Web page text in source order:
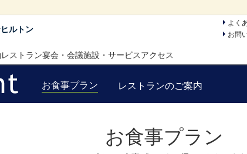
ルトン
よく
お問
レストラン宴会・会議施設・サービスアクセス
お食事プラン レストランのご案内
お食事プラン